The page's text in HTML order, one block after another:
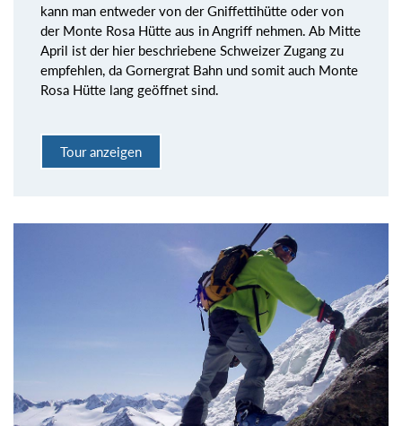
kann man entweder von der Gniffettihütte oder von
der Monte Rosa Hütte aus in Angriff nehmen. Ab Mitte
April ist der hier beschriebene Schweizer Zugang zu
empfehlen, da Gornergrat Bahn und somit auch Monte
Rosa Hütte lang geöffnet sind.
Tour anzeigen